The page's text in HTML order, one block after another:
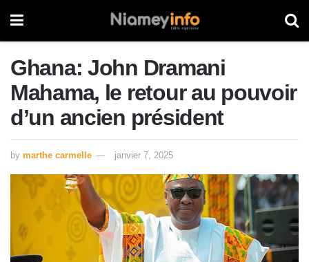
Ghana: John Dramani
Mahama, le retour au pouvoir
d’un ancien président
by marthe carmelle janvier 7, 2025